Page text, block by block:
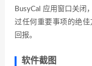
BusyCal 应用窗口关闭
过任何重要事项的绝
回报。
软件截图